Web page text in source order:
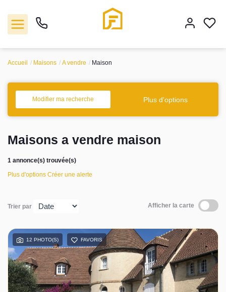
Vente
Location
Biens vendus
Gestion
Actualités
Contact
Accueil Maisons A vendre Maison
Modifier ma recherche Plus d'options
Maisons a vendre maison
1 annonce(s) trouvée(s)
Plus d'options Créer une alerte
Trier par Afficher la carte
12 PHOTO(S) FAVORIS